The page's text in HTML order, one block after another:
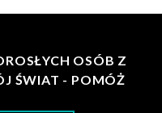
OSÓB Z
ŚWIAT - POMÓŻ